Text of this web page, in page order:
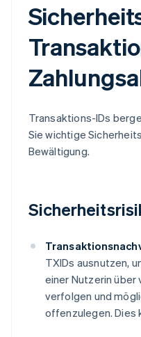
Transaktions-IDs
Sie wichtige
Bewältigung.
TXIDs ausnutzen,
einer Nutzerin
verfolgen und
offenzulegen. Dies